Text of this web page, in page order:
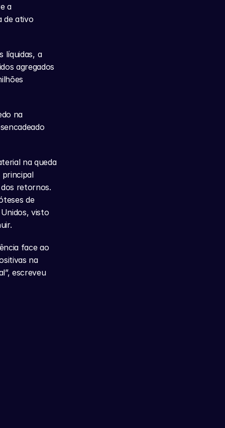
a
de ativo
líquidas, a
agregados
na
na queda
principal
retornos.
de
visto
face ao
na
escreveu